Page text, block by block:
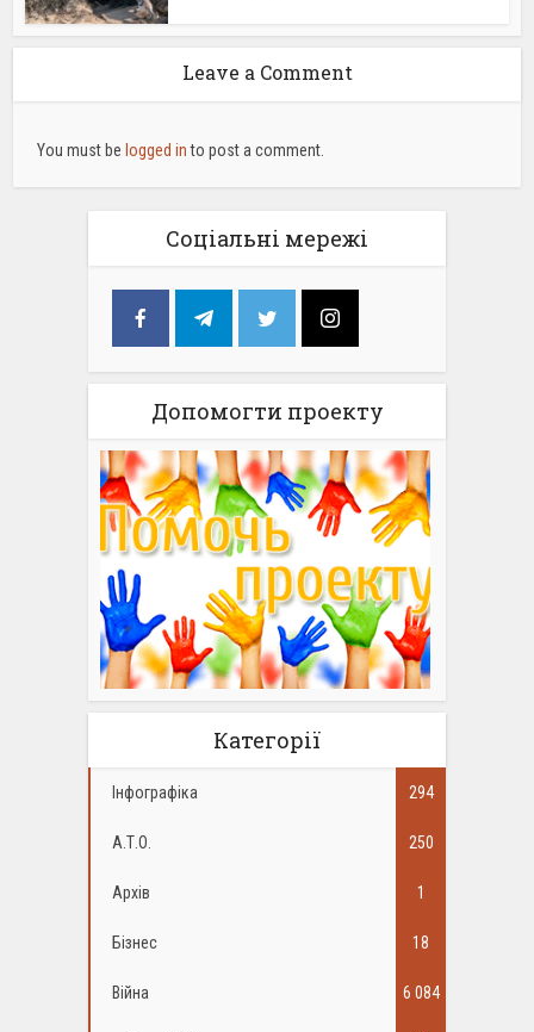
Leave a Comment
You must be logged into post a comment.
Соціальні мережі
Допомогти проекту
Категорії
Інфографіка 294
А.Т.О. 250
Архів 1
Бізнес 18
Війна 6 084